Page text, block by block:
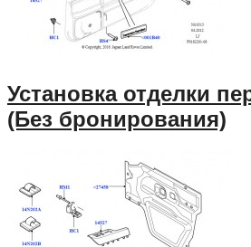
Установка отделки
(Без бронирования)